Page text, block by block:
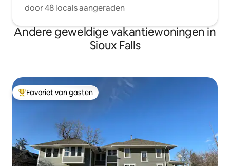
door 48 locals aangeraden
Andere geweldige vakantiewoningen in
Sioux Falls
Topfavoriet van gasten
Favoriet van gasten